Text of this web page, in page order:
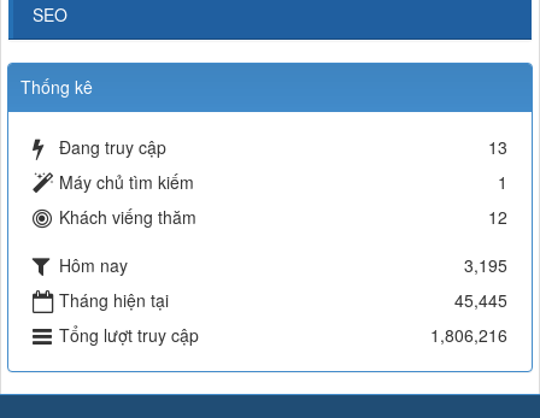
SEO
Thống kê
Đang truy cập
13
Máy chủ tìm kiếm
1
Khách viếng thăm
12
Hôm nay
3,195
Tháng hiện tại
45,445
Tổng lượt truy cập
1,806,216